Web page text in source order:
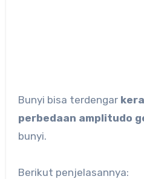
Bunyi bisa terdengar
perbedaan amplitudo
bunyi.
Berikut penjelasannya: